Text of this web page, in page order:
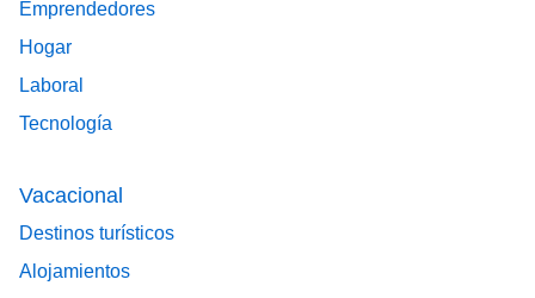
Emprendedores
Hogar
Laboral
Tecnología
Vacacional
Destinos turísticos
Alojamientos